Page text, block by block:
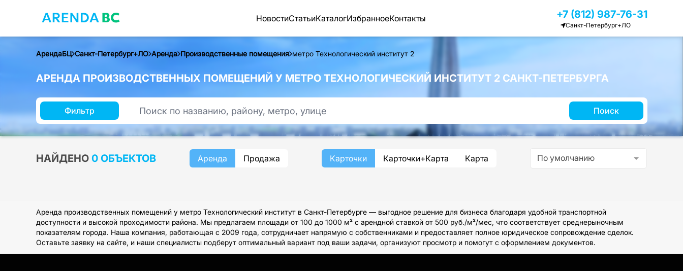
НовостиСтатьиКаталогИзбранноеКонтакты +7 (812) 987-76-31
Санкт-Петербург+ЛО
АрендаБЦ Санкт-Петербург+ЛО Аренда Производственные помещения метро Технологический институт 2
АРЕНДА ПРОИЗВОДСТВЕННЫХ ПОМЕЩЕНИЙ У МЕТРО ТЕХНОЛОГИЧЕСКИЙ ИНСТИТУТ 2 САНКТ-ПЕТЕРБУРГА
Фильтр Поиск
НАЙДЕНО 0 ОБЪЕКТОВ Аренда Продажа Карточки Карточки+Карта Карта По умолчанию
Аренда производственных помещений у метро Технологический институт в Санкт-Петербурге — выгодное решение для бизнеса благодаря удобной транспортной
доступности и высокой проходимости района. Мы предлагаем площади от 100 до 1000 м² с арендной ставкой от 500 руб./м²/мес, что соответствует среднерыночным
показателям города. Наша компания, работающая с 2009 года, сотрудничает напрямую с собственниками и предоставляет полное юридическое сопровождение сделок.
Оставьте заявку на сайте, и наши специалисты подберут оптимальный вариант под ваши задачи, организуют просмотр и помогут с оформлением документов.